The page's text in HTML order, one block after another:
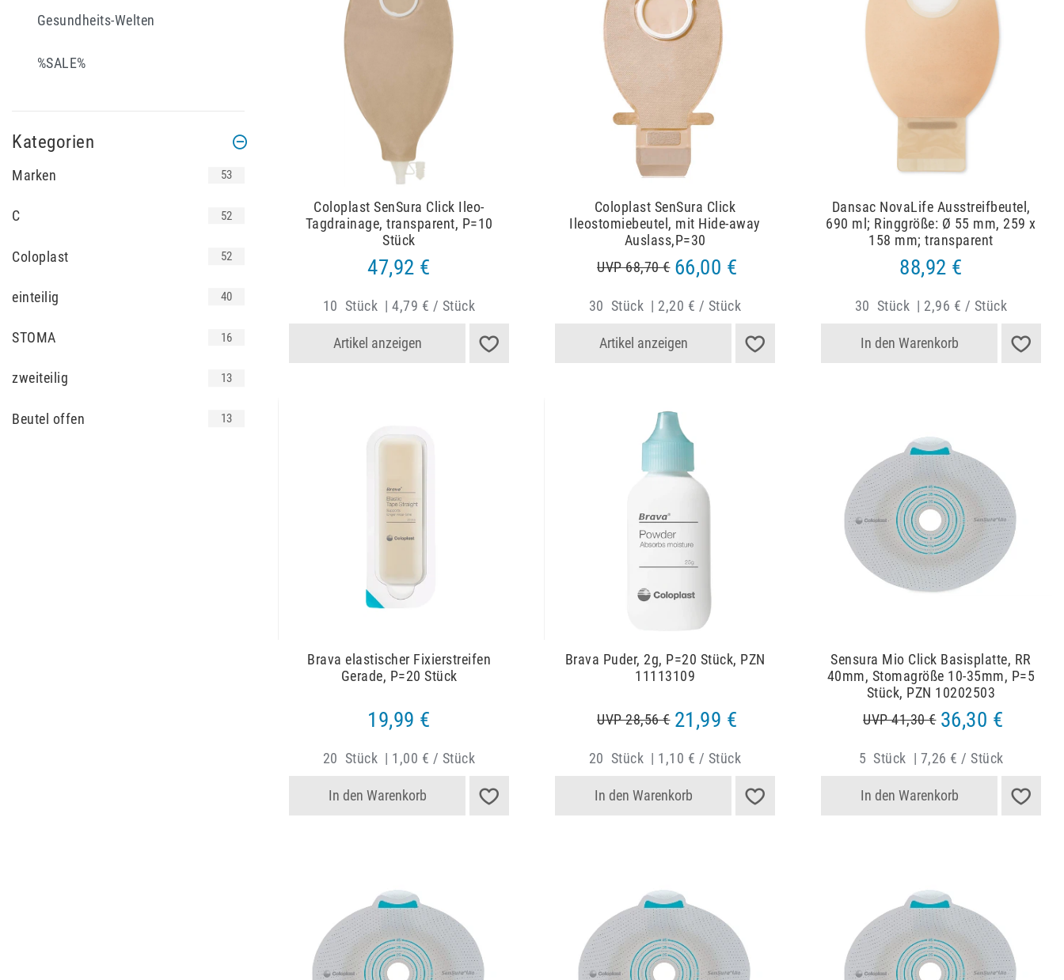
Gesundheits-Welten
%SALE%
Kategorien
Marken 53
C 52
Coloplast 52
einteilig 40
STOMA 16
zweiteilig 13
Beutel offen 13
Coloplast SenSura Click Ileo-
Tagdrainage, transparent, P=10
Stück
47,92 €
10 Stück | 4,79 € / Stück
Artikel anzeigen
Coloplast SenSura Click
Ileostomiebeutel, mit Hide-away
Auslass,P=30
UVP 68,70 € 66,00 €
30 Stück | 2,20 € / Stück
Artikel anzeigen
Dansac NovaLife Ausstreifbeutel,
690 ml; Ringgröße: Ø 55 mm, 259 x
158 mm; transparent
88,92 €
30 Stück | 2,96 € / Stück
In den Warenkorb
Brava elastischer Fixierstreifen
Gerade, P=20 Stück
19,99 €
20 Stück | 1,00 € / Stück
In den Warenkorb
Brava Puder, 2g, P=20 Stück, PZN
11113109
UVP 28,56 € 21,99 €
20 Stück | 1,10 € / Stück
In den Warenkorb
Sensura Mio Click Basisplatte, RR
40mm, Stomagröße 10-35mm, P=5
Stück, PZN 10202503
UVP 41,30 € 36,30 €
5 Stück | 7,26 € / Stück
In den Warenkorb